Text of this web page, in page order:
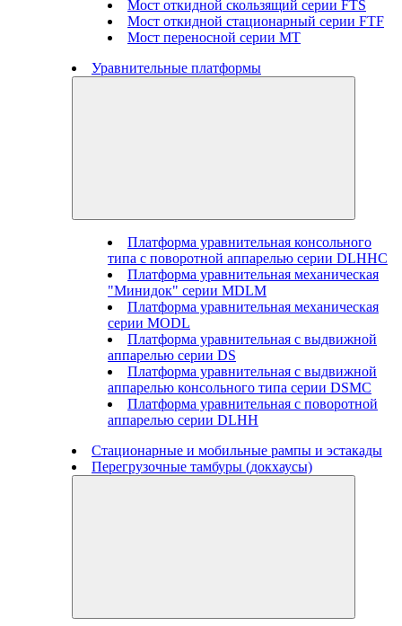
Мост откидной скользящий серии FTS
Мост откидной стационарный серии FTF
Мост переносной серии MT
Уравнительные платформы
Платформа уравнительная консольного
типа с поворотной аппарелью серии DLHHC
Платформа уравнительная механическая
"Минидок" серии MDLM
Платформа уравнительная механическая
серии MODL
Платформа уравнительная с выдвижной
аппарелью серии DS
Платформа уравнительная с выдвижной
аппарелью консольного типа серии DSMC
Платформа уравнительная с поворотной
аппарелью серии DLHH
Стационарные и мобильные рампы и эстакады
Перегрузочные тамбуры (докхаусы)